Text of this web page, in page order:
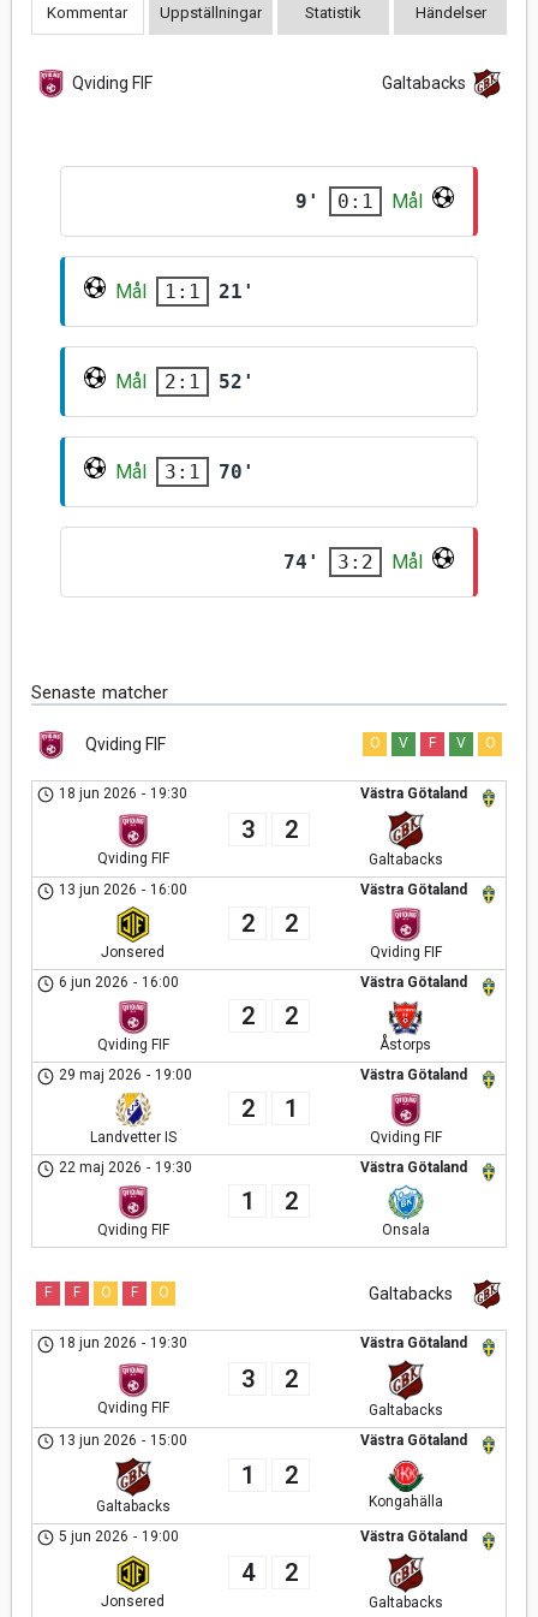
Kommentar Uppställningar Statistik Händelser
Qviding FIF Galtabacks
9' 0:1 Mål
Mål 1:1 21'
Mål 2:1 52'
Mål 3:1 70'
74' 3:2 Mål
Senaste matcher
Qviding FIF O V F V O
Västra Götaland
18 jun 2026 - 19:30
Qviding FIF
3 2
Galtabacks
Västra Götaland
13 jun 2026 - 16:00
Jonsered
2 2
Qviding FIF
Västra Götaland
6 jun 2026 - 16:00
Qviding FIF
2 2
Åstorps
Västra Götaland
29 maj 2026 - 19:00
Landvetter IS
2 1
Qviding FIF
Västra Götaland
22 maj 2026 - 19:30
Qviding FIF
1 2
Onsala
Galtabacks
F F O F O
Västra Götaland
18 jun 2026 - 19:30
Qviding FIF
3 2
Galtabacks
Västra Götaland
13 jun 2026 - 15:00
Galtabacks
1 2
Kongahälla
Västra Götaland
5 jun 2026 - 19:00
Jonsered
4 2
Galtabacks